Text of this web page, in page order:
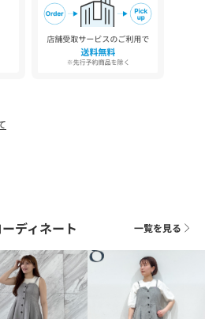
ト（768－45023）やソフトフレアパ
た、セットアップスタイルがおすす
の主役として活躍します。
】
ット
も色味が違って見える場合があり
ディネート 一覧を見る